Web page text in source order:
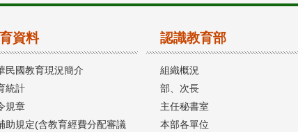
資料
民國教育現況簡介
統計
規章
助規定(含教育經費分配審議
認識教育部
組織概況
部、次長
主任秘書室
本部各單位